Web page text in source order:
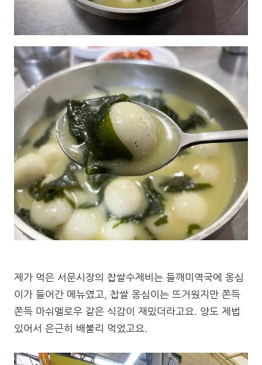
제가 먹은 서문시장의 찹쌀수제비는 들깨미역국에 옹심
이가 들어간 메뉴였고, 찹쌀 옹심이는 뜨거웠지만 쫀득
쫀득 마쉬멜로우 같은 식감이 재밌더라고요. 양도 제법
있어서 은근히 배불리 먹었고요.